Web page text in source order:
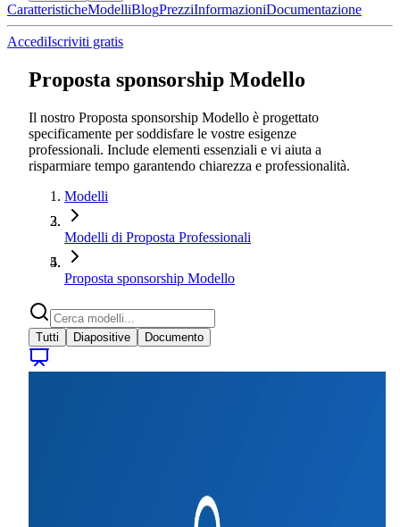
CaratteristicheModelliBlogPrezziInformazioniDocumentazione
AccediIscriviti gratis
Proposta sponsorship Modello
Il nostro Proposta sponsorship Modello è progettato
specificamente per soddisfare le vostre esigenze
professionali. Include elementi essenziali e vi aiuta a
risparmiare tempo garantendo chiarezza e professionalità.
Modelli
Modelli di Proposta Professionali
Proposta sponsorship Modello
Tutti Diapositive Documento